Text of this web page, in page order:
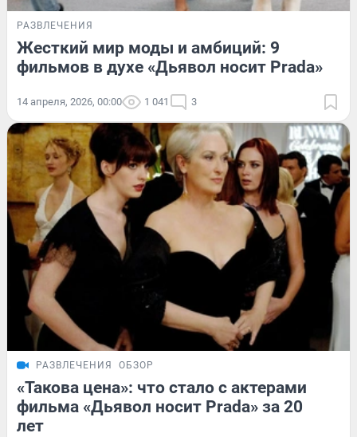
РАЗВЛЕЧЕНИЯ
Жесткий мир моды и амбиций: 9
фильмов в духе «Дьявол носит Prada»
14 апреля, 2026, 00:00 1 041 3
РАЗВЛЕЧЕНИЯ ОБЗОР
«Такова цена»: что стало с актерами
фильма «Дьявол носит Prada» за 20
лет